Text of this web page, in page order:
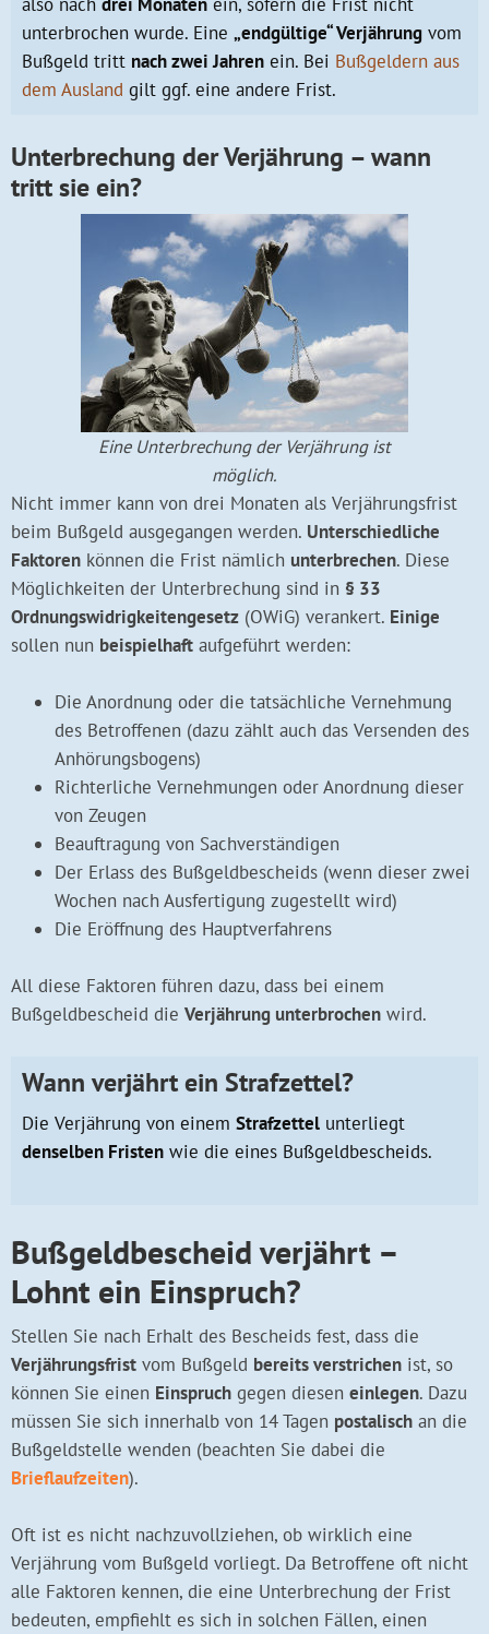
unterbrochen wurde. Eine „endgültige“ Verjährung vom
Bußgeld tritt nach zwei Jahren ein. Bei Bußgeldern aus
dem Ausland gilt ggf. eine andere Frist.
Unterbrechung der Verjährung – wann
tritt sie ein?
Eine Unterbrechung der Verjährung ist
möglich.
Nicht immer kann von drei Monaten als Verjährungsfrist
beim Bußgeld ausgegangen werden. Unterschiedliche
Faktoren können die Frist nämlich unterbrechen. Diese
Möglichkeiten der Unterbrechung sind in § 33
Ordnungswidrigkeitengesetz (OWiG) verankert. Einige
sollen nun beispielhaft aufgeführt werden:
Die Anordnung oder die tatsächliche Vernehmung
des Betroffenen (dazu zählt auch das Versenden des
Anhörungsbogens)
Richterliche Vernehmungen oder Anordnung dieser
von Zeugen
Beauftragung von Sachverständigen
Der Erlass des Bußgeldbescheids (wenn dieser zwei
Wochen nach Ausfertigung zugestellt wird)
Die Eröffnung des Hauptverfahrens
All diese Faktoren führen dazu, dass bei einem
Bußgeldbescheid die Verjährung unterbrochen wird.
Wann verjährt ein Strafzettel?
Die Verjährung von einem Strafzettel unterliegt
denselben Fristen wie die eines Bußgeldbescheids.
Bußgeldbescheid verjährt –
Lohnt ein Einspruch?
Stellen Sie nach Erhalt des Bescheids fest, dass die
Verjährungsfrist vom Bußgeld bereits verstrichen ist, so
können Sie einen Einspruch gegen diesen einlegen. Dazu
müssen Sie sich innerhalb von 14 Tagen postalisch an die
Bußgeldstelle wenden (beachten Sie dabei die
Brieflaufzeiten).
Oft ist es nicht nachzuvollziehen, ob wirklich eine
Verjährung vom Bußgeld vorliegt. Da Betroffene oft nicht
alle Faktoren kennen, die eine Unterbrechung der Frist
bedeuten, empfiehlt es sich in solchen Fällen, einen